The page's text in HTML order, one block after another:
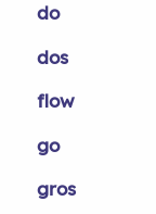
do
dos
flow
go
gros